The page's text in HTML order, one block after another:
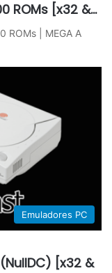
ROMs [x32 &…
ROMs | MEGA​ A
Emuladores PC
[x32 &